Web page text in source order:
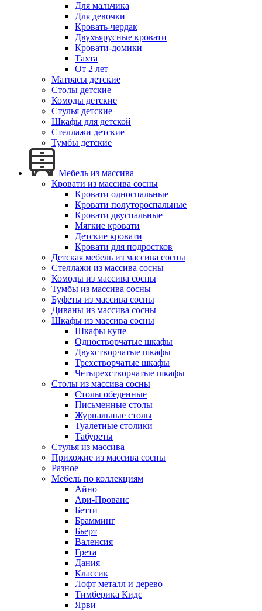
Для мальчика
Для девочки
Кровать-чердак
Двухъярусные кровати
Кровати-домики
Тахта
От 2 лет
Матрасы детские
Столы детские
Комоды детские
Стулья детские
Шкафы для детской
Стеллажи детские
Тумбы детские
Мебель из массива
Кровати из массива сосны
Кровати односпальные
Кровати полутороспальные
Кровати двуспальные
Мягкие кровати
Детские кровати
Кровати для подростков
Детская мебель из массива сосны
Стеллажи из массива сосны
Комоды из массива сосны
Тумбы из массива сосны
Буфеты из массива сосны
Диваны из массива сосны
Шкафы из массива сосны
Шкафы купе
Одностворчатые шкафы
Двухстворчатые шкафы
Трехстворчатые шкафы
Четырехстворчатые шкафы
Столы из массива сосны
Столы обеденные
Письменные столы
Журнальные столы
Туалетные столики
Табуреты
Стулья из массива
Прихожие из массива сосны
Разное
Мебель по коллекциям
Айно
Ари-Прованс
Бетти
Брамминг
Бьерт
Валенсия
Грета
Дания
Классик
Лофт металл и дерево
Тимберика Кидс
Ярви